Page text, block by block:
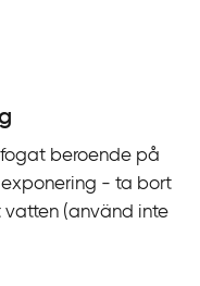
beroende på
- ta bort
(använd inte